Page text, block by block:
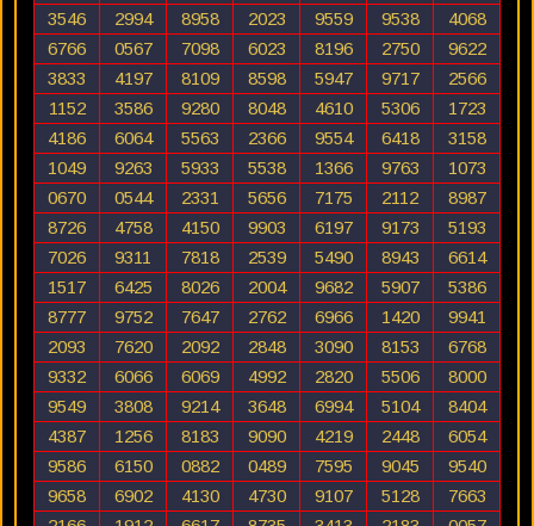
3546
2994 8958 2023 9559 9538
4068
6766
0567 7098 6023 8196 2750
9622
3833
4197 8109 8598 5947 9717
2566
1152
3586 9280 8048 4610 5306
1723
4186
6064 5563 2366 9554 6418
3158
1049
9263 5933 5538 1366 9763
1073
0670
0544 2331 5656 7175 2112
8987
8726
4758 4150 9903 6197 9173
5193
7026
9311 7818 2539 5490 8943
6614
1517
6425 8026 2004 9682 5907
5386
8777
9752 7647 2762 6966 1420
9941
2093
7620 2092 2848 3090 8153
6768
9332
6066 6069 4992 2820 5506
8000
9549
3808 9214 3648 6994 5104
8404
4387
1256 8183 9090 4219 2448
6054
9586
6150 0882 0489 7595 9045
9540
9658
6902 4130 4730 9107 5128
7663